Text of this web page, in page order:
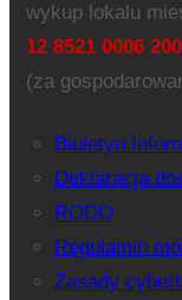
wykup lokalu
12 8521 0006
(za
Biuletyn
Deklaracja
RODO
Regulamin
Zasady